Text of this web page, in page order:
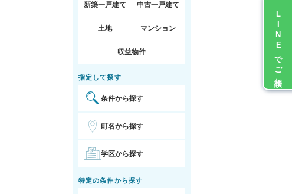
新築一戸建て 中古一戸建て
土地 マンション
収益物件
指定して探す
条件から探す
町名から探す
学区から探す
特定の条件から探す
LINEでご相談